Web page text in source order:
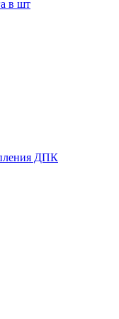
в шт
ДПК